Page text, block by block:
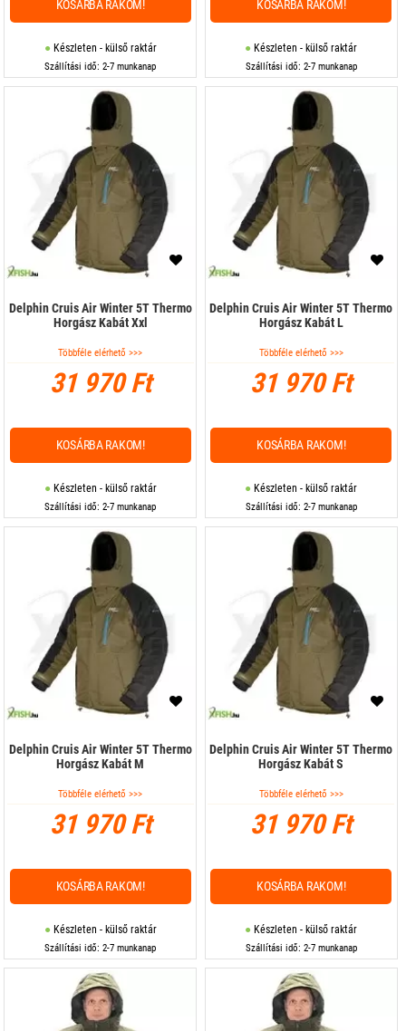
Készleten - külső raktár
Szállítási idő: 2-7 munkanap
KOSÁRBA RAKOM!
Készleten - külső raktár
Szállítási idő: 2-7 munkanap
KOSÁRBA RAKOM!
Delphin Cruis Air Winter 5T Thermo
Horgász Kabát Xxl
Többféle elérhető >>>
31 970 Ft
Készleten - külső raktár
Szállítási idő: 2-7 munkanap
KOSÁRBA RAKOM!
Delphin Cruis Air Winter 5T Thermo
Horgász Kabát L
Többféle elérhető >>>
31 970 Ft
Készleten - külső raktár
Szállítási idő: 2-7 munkanap
KOSÁRBA RAKOM!
Delphin Cruis Air Winter 5T Thermo
Horgász Kabát M
Többféle elérhető >>>
31 970 Ft
Készleten - külső raktár
Szállítási idő: 2-7 munkanap
KOSÁRBA RAKOM!
Delphin Cruis Air Winter 5T Thermo
Horgász Kabát S
Többféle elérhető >>>
31 970 Ft
Készleten - külső raktár
Szállítási idő: 2-7 munkanap
KOSÁRBA RAKOM!